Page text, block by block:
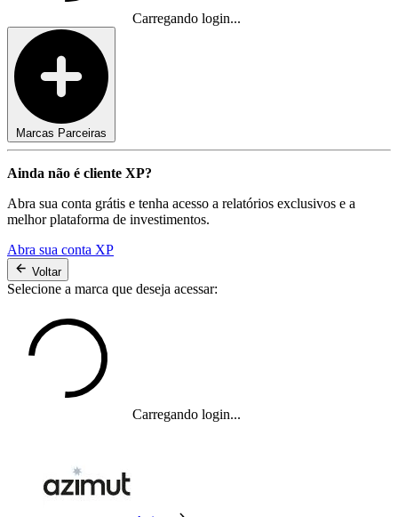
Carregando login...
Marcas Parceiras
Ainda não é cliente XP?
Abra sua conta grátis e tenha acesso a relatórios exclusivos e a
melhor plataforma de investimentos.
Abra sua conta XP
Voltar
Selecione a marca que deseja acessar:
Carregando login...